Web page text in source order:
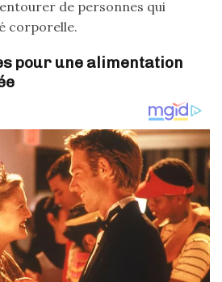
de personnes qui
corporelle.
pour une alimentation